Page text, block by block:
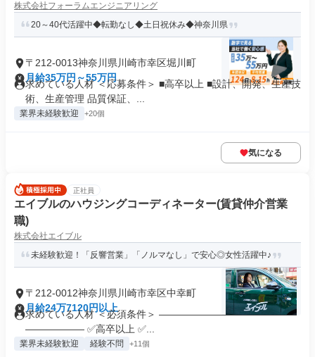
株式会社フォーラムエンジニアリング
20～40代活躍中◆転勤なし◆土日祝休み◆神奈川県
〒212-0013神奈川県川崎市幸区堀川町
月給35万円～55万円
求めている人材 ＜応募条件＞ ■高卒以上 ■設計、開発、生産技
術、生産管理 品質保証、...
業界未経験歓迎 +20個
気になる
正社員
エイブルのハウジングコーディネーター(賃貸仲介営業
職)
株式会社エイブル
未経験歓迎！「反響営業」「ノルマなし」で安心◎女性活躍中♪
〒212-0012神奈川県川崎市幸区中幸町
月給24万7120円以上
求めている人材 ＜必須条件＞ ――――――――――――――
―――――― ✅高卒以上 ✅...
業界未経験歓迎 経験不問 +11個